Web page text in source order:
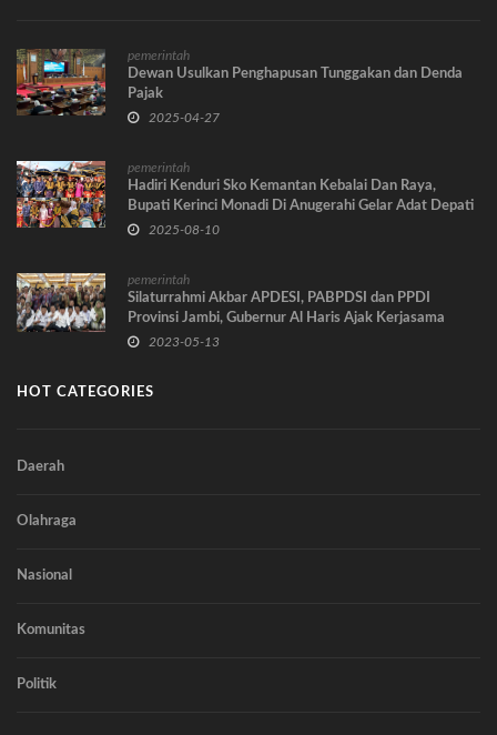
pemerintah
Dewan Usulkan Penghapusan Tunggakan dan Denda
Pajak
2025-04-27
pemerintah
Hadiri Kenduri Sko Kemantan Kebalai Dan Raya,
Bupati Kerinci Monadi Di Anugerahi Gelar Adat Depati
Stuo Cahayo Negeri
2025-08-10
pemerintah
Silaturrahmi Akbar APDESI, PABPDSI dan PPDI
Provinsi Jambi, Gubernur Al Haris Ajak Kerjasama
Dalam Membangun
2023-05-13
HOT CATEGORIES
Daerah
Olahraga
Nasional
Komunitas
Politik